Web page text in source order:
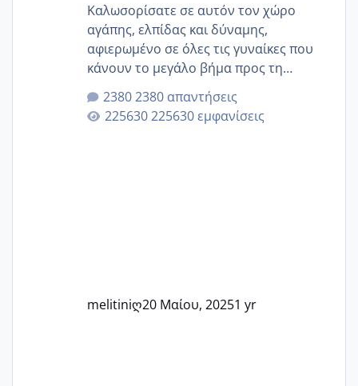
Καλωσορίσατε σε αυτόν τον χώρο
αγάπης, ελπίδας και δύναμης,
αφιερωμένο σε όλες τις γυναίκες που
κάνουν το μεγάλο βήμα προς τη
μητρότητα μέσω εξωσωματικής το 2025.
Εδώ θα μοιραστούμε αγωνίες, χαρές,
εμπειρίες και κάθε μικρή ή μεγάλη
2380 απαντήσεις
225630 εμφανίσεις
melitiniღ20 Μαίου, 20251 yr